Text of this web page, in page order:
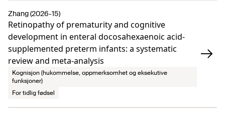
Retinopathy of prematurity and cognitive
development in enteral docosahexaenoic acid-
supplemented preterm infants: a systematic
review and meta-analysis
Zhang (2026-15)
Kognisjon (hukommelse, oppmerksomhet og eksekutive
funksjoner)
For tidlig fødsel